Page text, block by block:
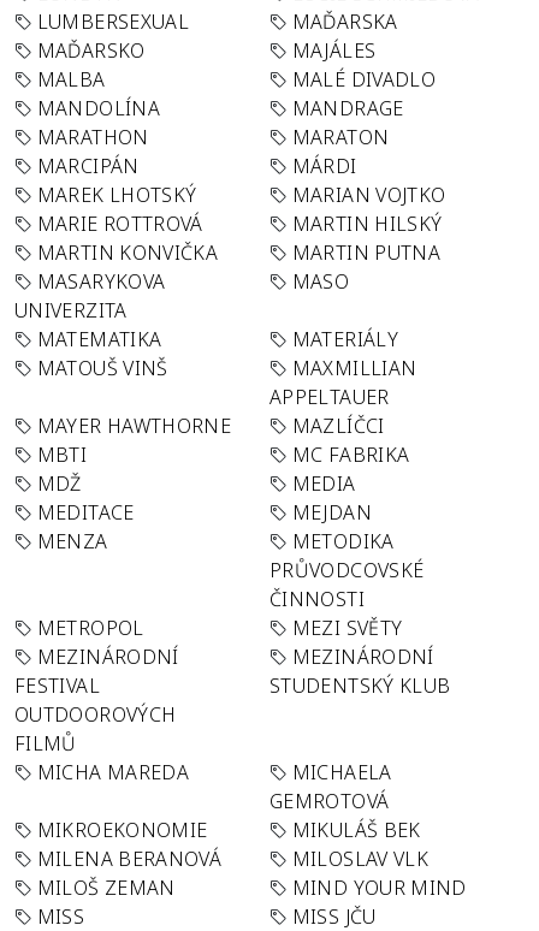
LUMBERSEXUAL
MAĎARSKA
MAĎARSKO
MAJÁLES
MALBA
MALÉ DIVADLO
MANDOLÍNA
MANDRAGE
MARATHON
MARATON
MARCIPÁN
MÁRDI
MAREK LHOTSKÝ
MARIAN VOJTKO
MARIE ROTTROVÁ
MARTIN HILSKÝ
MARTIN KONVIČKA
MARTIN PUTNA
MASARYKOVA
UNIVERZITA
MASO
MATEMATIKA
MATERIÁLY
MATOUŠ VINŠ
MAXMILLIAN
APPELTAUER
MAYER HAWTHORNE
MAZLÍČCI
MBTI
MC FABRIKA
MDŽ
MEDIA
MEDITACE
MEJDAN
MENZA
METODIKA
PRŮVODCOVSKÉ
ČINNOSTI
METROPOL
MEZI SVĚTY
MEZINÁRODNÍ
FESTIVAL
OUTDOOROVÝCH
FILMŮ
MEZINÁRODNÍ
STUDENTSKÝ KLUB
MICHA MAREDA
MICHAELA
GEMROTOVÁ
MIKROEKONOMIE
MIKULÁŠ BEK
MILENA BERANOVÁ
MILOSLAV VLK
MILOŠ ZEMAN
MIND YOUR MIND
MISS
MISS JČU